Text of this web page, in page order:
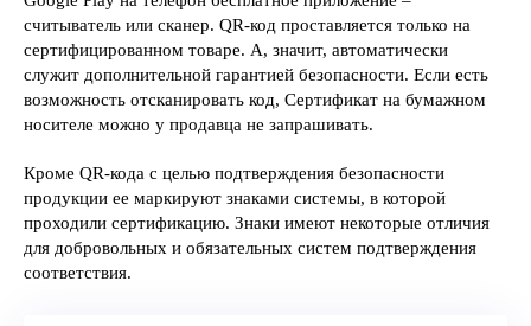
считыватель или сканер. QR-код проставляется только на
сертифицированном товаре. А, значит, автоматически
служит дополнительной гарантией безопасности. Если есть
возможность отсканировать код, Сертификат на бумажном
носителе можно у продавца не запрашивать.
Кроме QR-кода с целью подтверждения безопасности
продукции ее маркируют знаками системы, в которой
проходили сертификацию. Знаки имеют некоторые отличия
для добровольных и обязательных систем подтверждения
соответствия.